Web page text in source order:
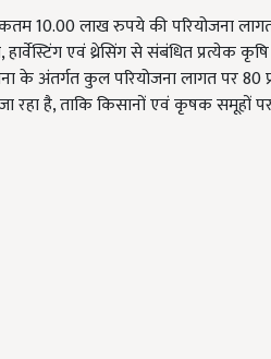
10.00 लाख रुपये की परियोजना लागत
एवं थ्रेसिंग से संबंधित प्रत्येक
के अंतर्गत कुल परियोजना लागत पर
रहा है, ताकि किसानों एवं कृषक समूहों